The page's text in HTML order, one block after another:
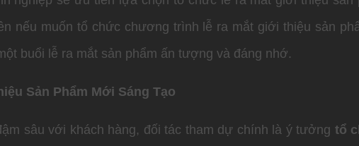
nếu muốn tổ chức chương trình lễ ra mắt giới thiệu sản
buổi lễ ra mắt sản phẩm ấn tượng và đáng nhớ.
Sản Phẩm Mới Sáng Tạo
sâu với khách hàng, đối tác tham dự chính là ý tưởng tổ